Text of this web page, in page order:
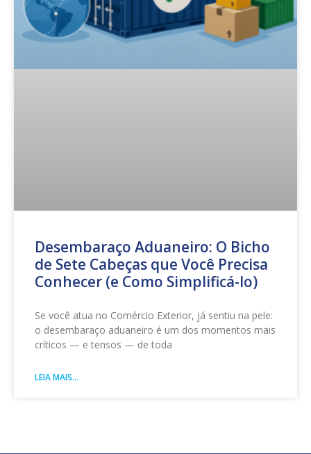
Desembaraço Aduaneiro: O Bicho
de Sete Cabeças que Você Precisa
Conhecer (e Como Simplificá-lo)
Se você atua no Comércio Exterior, já sentiu na pele:
o desembaraço aduaneiro é um dos momentos mais
críticos — e tensos — de toda
LEIA MAIS...